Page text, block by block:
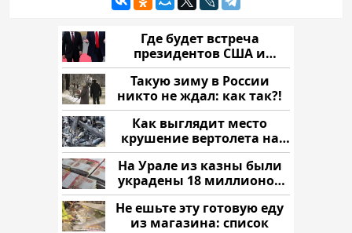
Где будет встреча
президентов США и
России: Европа?
Такую зиму в России
никто не ждал: как так?!
Как выглядит место
крушение вертолета на
Кавказе: смотреть
На Урале из казны были
украдены 18 миллионов
рублей
Не ешьте эту готовую еду
из магазина: список